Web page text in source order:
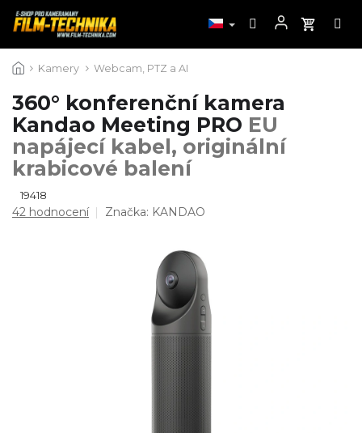
na
Kamery Webcam, PTZ a AI
360° konferenční kamera
Kandao Meeting PRO EU
napájecí kabel, originální
krabicové balení
19418
Průměrné
42 hodnocení Značka: KANDAO